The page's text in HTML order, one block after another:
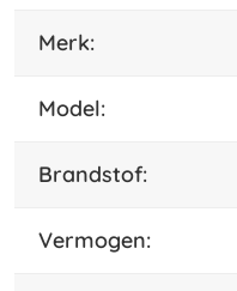
merk:
model:
brandstof:
vermogen: